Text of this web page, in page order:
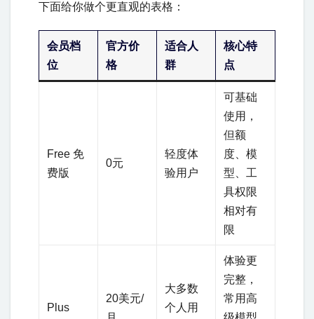
下面给你做个更直观的表格：
会员档
位
官方价
格
适合人
群
核心特
点
Free 免
费版
0元
轻度体
验用户
可基础
使用，
但额
度、模
型、工
具权限
相对有
限
Plus
20美元/
大多数
个人用
体验更
完整，
常用高